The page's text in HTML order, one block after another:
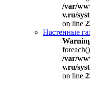
/var/
v.ru/
on line
Настенные
/var/
v.ru/
on line